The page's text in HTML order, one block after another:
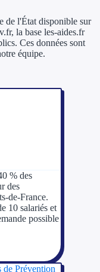
Aides Région
Aides Région
tarifs
Accompagnement
de l'État disponible sur
la base les-aides.fr
Ces données sont
équipe.
% des
des
de-France.
10 salariés et
possible
de Prévention